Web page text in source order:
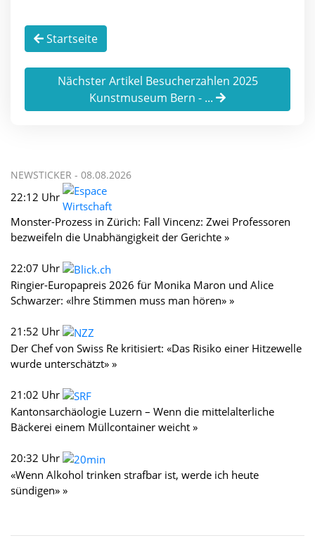
Startseite
Nächster Artikel Besucherzahlen 2025
Kunstmuseum Bern - ...
NEWSTICKER - 08.08.2026
22:12 Uhr
Monster-Prozess in Zürich: Fall Vincenz: Zwei Professoren
bezweifeln die Unabhängigkeit der Gerichte »
22:07 Uhr
Ringier-Europapreis 2026 für Monika Maron und Alice
Schwarzer: «Ihre Stimmen muss man hören» »
21:52 Uhr
Der Chef von Swiss Re kritisiert: «Das Risiko einer Hitzewelle
wurde unterschätzt» »
21:02 Uhr
Kantonsarchäologie Luzern – Wenn die mittelalterliche
Bäckerei einem Müllcontainer weicht »
20:32 Uhr
«Wenn Alkohol trinken strafbar ist, werde ich heute
sündigen» »